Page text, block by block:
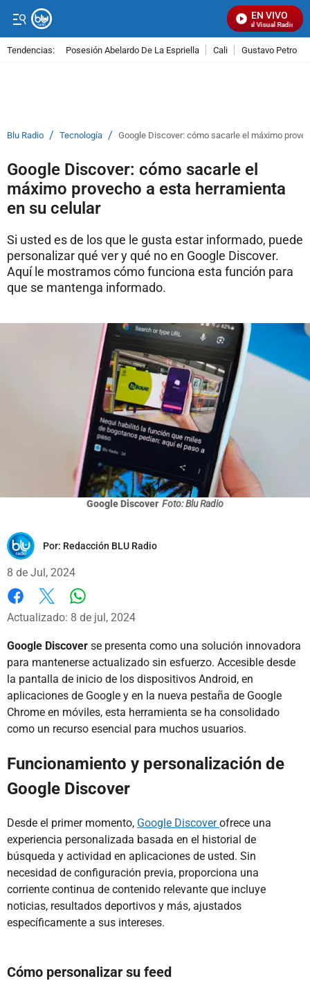
EN VIVO
Señal Visual Radio
Tendencias: Posesión Abelardo De La Espriella Cali Gustavo Petro
Blu Radio / Tecnología / Google Discover: cómo sacarle el máximo
Google Discover: cómo sacarle el
máximo provecho a esta herramienta
en su celular
Si usted es de los que le gusta estar informado, puede
personalizar qué ver y qué no en Google Discover.
Aquí le mostramos cómo funciona esta función para
que se mantenga informado.
Google Discover Foto: Blu Radio
Por: Redacción BLU Radio
8 de Jul, 2024
Facebook
X
Actualizado: 8 de jul, 2024
Google Discover se presenta como una solución innovadora
para mantenerse actualizado sin esfuerzo. Accesible desde
la pantalla de inicio de los dispositivos Android, en
aplicaciones de Google y en la nueva pestaña de Google
Chrome en móviles, esta herramienta se ha consolidado
como un recurso esencial para muchos usuarios.
Funcionamiento y personalización de
Google Discover
Desde el primer momento, Google Discoverofrece una
experiencia personalizada basada en el historial de
búsqueda y actividad en aplicaciones de usted. Sin
necesidad de configuración previa, proporciona una
corriente continua de contenido relevante que incluye
noticias, resultados deportivos y más, ajustados
específicamente a sus intereses.
Cómo personalizar su feed